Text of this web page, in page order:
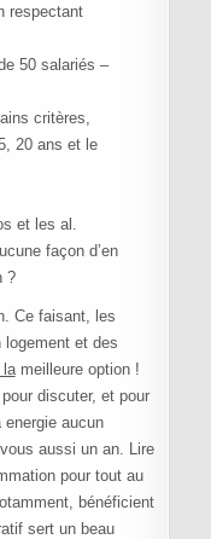
respectant
50 salariés –
critères,
20 ans et le
et les al.
façon d’en
?
Ce faisant, les
logement et des
lameilleure option !
discuter, et pour
aucun
aussi un an. Lire
pour tout au
bénéficient
sert un beau